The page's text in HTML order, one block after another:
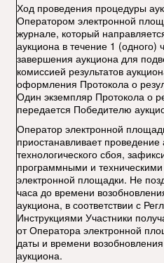
Ход проведения процедуры
Оператором электронной
журнале, который
аукциона в течение 1 (одного)
завершения аукциона для
комиссией результатов
оформления Протокола о
Один экземпляр Протокола о
передается Победителю
Оператор электронной
приостанавливает проведение
технологического сбоя,
программными и
электронной площадки. Не
часа до времени
аукциона, в соответствии с
Инструкциями Участники
от Оператора электронной
даты и времени
аукциона.